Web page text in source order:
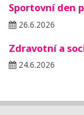
Sportovní den
26.6.2026
Zdravotní a
24.6.2026